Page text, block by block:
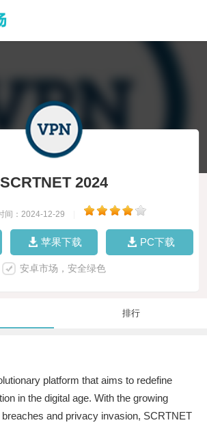
SCRTNET 2024
间：2024-12-29
苹果下载 PC下载
安卓市场，安全绿色
排行
platform that aims to redefine
in the digital age. With the growing
and privacy invasion, SCRTNET